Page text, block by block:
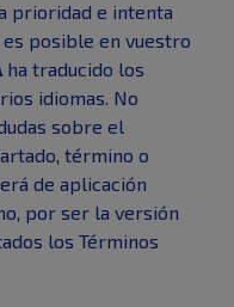
prioridad e intenta
posible en vuestro
ha traducido los
idiomas. No
sobre el
término o
de aplicación
por ser la versión
los Términos